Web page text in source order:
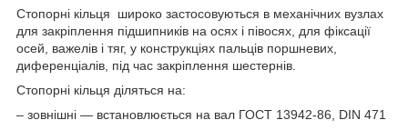
Стопорні кільця широко застосовуються в механічних вузлах
для закріплення підшипників на осях і півосях, для фіксації
осей, важелів і тяг, у конструкціях пальців поршневих,
диференціалів, під час закріплення шестернів.
Стопорні кільця діляться на:
– зовнішні — встановлюється на вал ГОСТ 13942-86, DIN 471